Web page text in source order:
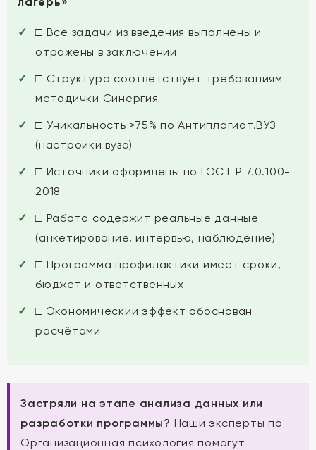
□ Все задачи из введения выполнены и
отражены в заключении
□ Структура соответствует требованиям
методички Синергия
□ Уникальность >75% по Антиплагиат.ВУЗ
(настройки вуза)
□ Источники оформлены по ГОСТ Р 7.0.100-
2018
□ Работа содержит реальные данные
(анкетирование, интервью, наблюдение)
□ Программа профилактики имеет сроки,
бюджет и ответственных
□ Экономический эффект обоснован
расчётами
Застряли на этапе анализа данных или
разработки программы? Наши эксперты по
Организационная психология помогут